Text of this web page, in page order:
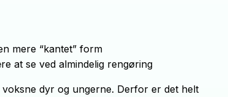
mere “kantet” form
at se ved almindelig rengøring
dyr og ungerne. Derfor er det helt